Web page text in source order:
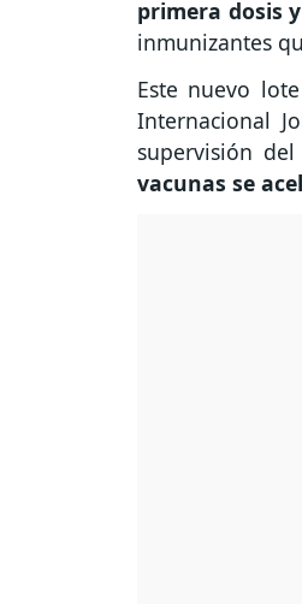
primera dosis
inmunizantes
Este nuevo
Internacional
supervisión
vacunas se